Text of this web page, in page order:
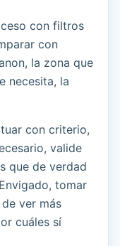
con filtros
con
la zona que
necesita, la
con criterio,
valide
que de verdad
tomar
ver más
cuáles sí